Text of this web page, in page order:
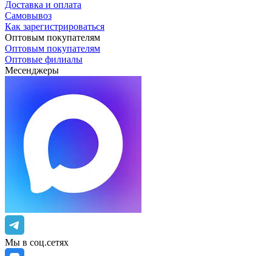
Доставка и оплата
Самовывоз
Как зарегистрироваться
Оптовым покупателям
Оптовым покупателям
Оптовые филиалы
Месенджеры
Мы в соц.сетях